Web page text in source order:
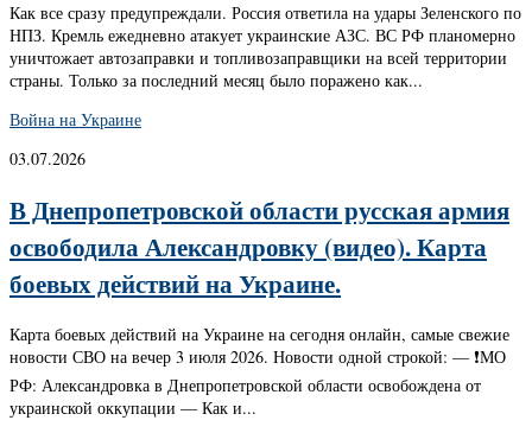
Как все сразу предупреждали. Россия ответила на удары Зеленского по
НПЗ. Кремль ежедневно атакует украинские АЗС. ВС РФ планомерно
уничтожает автозаправки и топливозаправщики на всей территории
страны. Только за последний месяц было поражено как...
Война на Украине
03.07.2026
В Днепропетровской области русская армия
освободила Александровку (видео). Карта
боевых действий на Украине.
Карта боевых действий на Украине на сегодня онлайн, самые свежие
новости СВО на вечер 3 июля 2026. Новости одной строкой: — ❗️МО
РФ: Александровка в Днепропетровской области освобождена от
украинской оккупации — Как и...